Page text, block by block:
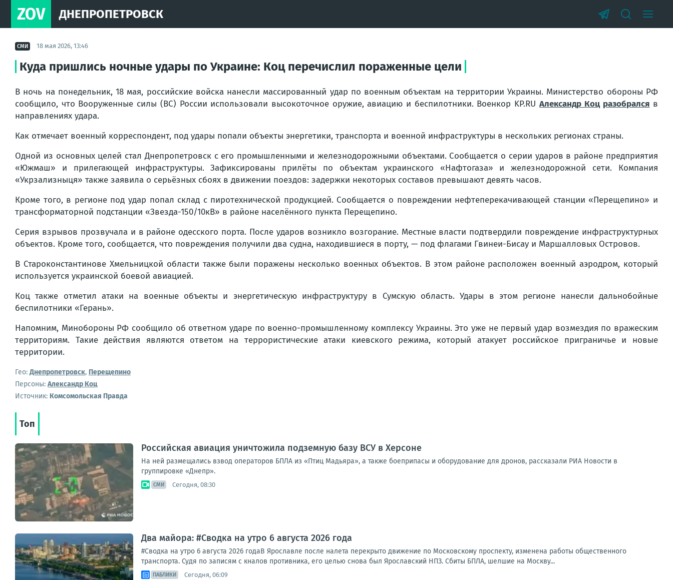
ZOV ДНЕПРОПЕТРОВСК
СМИ 18 мая 2026, 13:46
Куда пришлись ночные удары по Украине: Коц перечислил пораженные цели
В ночь на понедельник, 18 мая, российские войска нанесли массированный удар по военным объектам на территории Украины. Министерство обороны РФ
сообщило, что Вооруженные силы (ВС) России использовали высокоточное оружие, авиацию и беспилотники. Военкор KP.RU Александр Коц разобрался в
направлениях удара.
Как отмечает военный корреспондент, под удары попали объекты энергетики, транспорта и военной инфраструктуры в нескольких регионах страны.
Одной из основных целей стал Днепропетровск с его промышленными и железнодорожными объектами. Сообщается о серии ударов в районе предприятия
«Южмаш» и прилегающей инфраструктуры. Зафиксированы прилёты по объектам украинского «Нафтогаза» и железнодорожной сети. Компания
«Укрзализныця» также заявила о серьёзных сбоях в движении поездов: задержки некоторых составов превышают девять часов.
Кроме того, в регионе под удар попал склад с пиротехнической продукцией. Сообщается о повреждении нефтеперекачивающей станции «Перещепино» и
трансформаторной подстанции «Звезда-150/10кВ» в районе населённого пункта Перещепино.
Серия взрывов прозвучала и в районе одесского порта. После ударов возникло возгорание. Местные власти подтвердили повреждение инфраструктурных
объектов. Кроме того, сообщается, что повреждения получили два судна, находившиеся в порту, — под флагами Гвинеи-Бисау и Маршалловых Островов.
В Староконстантинове Хмельницкой области также были поражены несколько военных объектов. В этом районе расположен военный аэродром, который
используется украинской боевой авиацией.
Коц также отметил атаки на военные объекты и энергетическую инфраструктуру в Сумскую область. Удары в этом регионе нанесли дальнобойные
беспилотники «Герань».
Напомним, Минобороны РФ сообщило об ответном ударе по военно-промышленному комплексу Украины. Это уже не первый удар возмездия по вражеским
территориям. Такие действия являются ответом на террористические атаки киевского режима, который атакует российское приграничье и новые
территории.
Гео:Днепропетровск, Перещепино
Персоны: Александр Коц
Источник: Комсомольская Правда
Топ
Российская авиация уничтожила подземную базу ВСУ в Херсоне
На ней размещались взвод операторов БПЛА из «Птиц Мадьяра», а также боеприпасы и оборудование для дронов, рассказали РИА Новости в
группировке «Днепр».
СМИ Сегодня, 08:30
Два майора: #Сводка на утро 6 августа 2026 года
#Сводка на утро 6 августа 2026 годаВ Ярославле после налета перекрыто движение по Московскому проспекту, изменена работы общественного
транспорта. Судя по записям с кналов противника, его целью снова был Ярославский НПЗ. Сбиты БПЛА, шелшие на Москву...
ПАБЛИКИ Сегодня, 06:09